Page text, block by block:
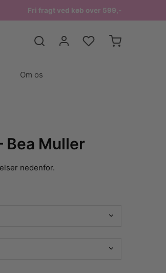
Fri fragt ved køb over 599,-
Om os
Bea Muller
nedenfor.